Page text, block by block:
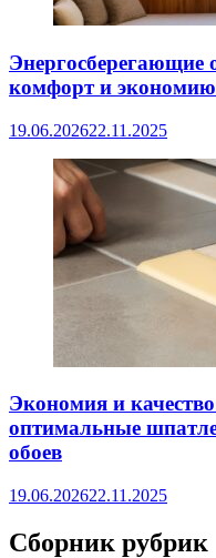
Энергосберегающие
комфорт и
19.06.202622.11.2025
Экономия и
оптимальные
обоев
19.06.202622.11.2025
Сборник рубрик